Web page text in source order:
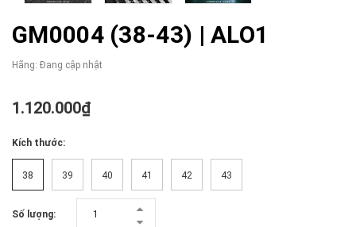
GM0004 (38-43) | ALO1
Hãng: Đang cập nhật
1.120.000₫
Kích thước:
38 39 40 41 42 43
Số lượng: